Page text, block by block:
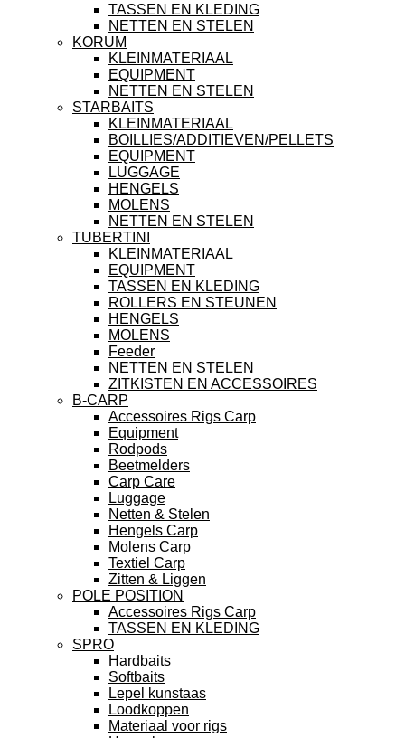
TASSEN EN KLEDING
NETTEN EN STELEN
KORUM
KLEINMATERIAAL
EQUIPMENT
NETTEN EN STELEN
STARBAITS
KLEINMATERIAAL
BOILLIES/ADDITIEVEN/PELLETS
EQUIPMENT
LUGGAGE
HENGELS
MOLENS
NETTEN EN STELEN
TUBERTINI
KLEINMATERIAAL
EQUIPMENT
TASSEN EN KLEDING
ROLLERS EN STEUNEN
HENGELS
MOLENS
Feeder
NETTEN EN STELEN
ZITKISTEN EN ACCESSOIRES
B-CARP
Accessoires Rigs Carp
Equipment
Rodpods
Beetmelders
Carp Care
Luggage
Netten & Stelen
Hengels Carp
Molens Carp
Textiel Carp
Zitten & Liggen
POLE POSITION
Accessoires Rigs Carp
TASSEN EN KLEDING
SPRO
Hardbaits
Softbaits
Lepel kunstaas
Loodkoppen
Materiaal voor rigs